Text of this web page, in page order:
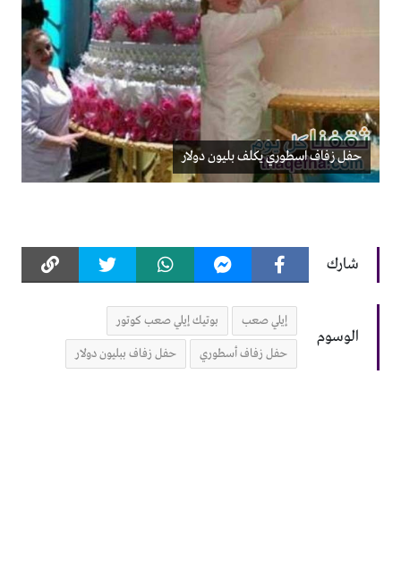
حفل زفاف اسطوري يكلف بليون دولار
شارك
الوسوم
إيلي صعب بوتيك إيلي صعب كوتور
حفل زفاف أسطوري حفل زفاف ببليون دولار